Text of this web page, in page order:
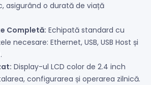
asigurând o durată de viață
Completă: Echipată standard cu
necesare: Ethernet, USB, USB Host și
Display-ul LCD color de 2.4 inch
configurarea și operarea zilnică.